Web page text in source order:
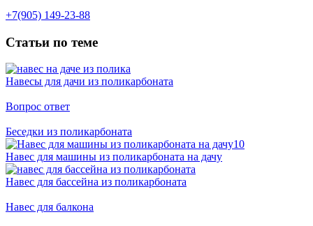
+7(905) 149-23-88
Статьи по теме
Навесы для дачи из поликарбоната
Вопрос ответ
Беседки из поликарбоната
Навес для машины из поликарбоната на дачу
Навес для бассейна из поликарбоната
Навес для балкона